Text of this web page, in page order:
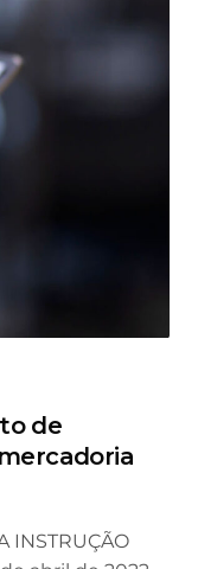
de
INSTRUÇÃO